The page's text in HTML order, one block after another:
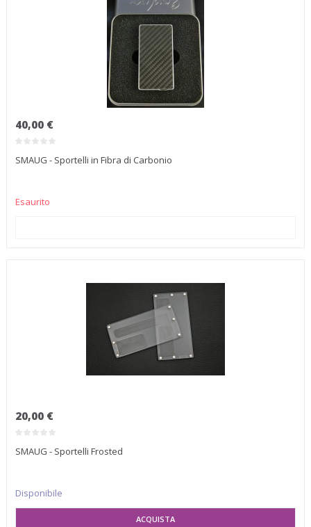
40,00 €
SMAUG - Sportelli in Fibra di Carbonio
Esaurito
20,00 €
SMAUG - Sportelli Frosted
Disponibile